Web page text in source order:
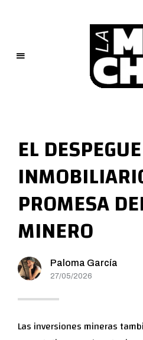
M
e
c
h
a
PERIODISMO
EL DESPEGUE
PROMESA
MINERO
Paloma García
27/05/2026
Las inversiones mineras